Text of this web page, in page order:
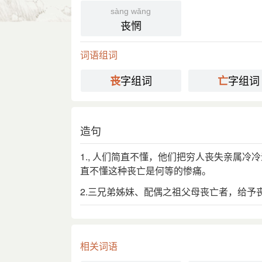
及。”
国语辞典
丧亡 [ sàng wáng ]
⒈ 灭亡、死亡。
分字解释
丧 亡
sàng wǎng
丧惘
词语组词
丧字组词 亡字组词
造句
1., 人们简直不懂，他们把穷人丧失亲属
直不懂这种丧亡是何等的惨痛。
2.三兄弟姊妹、配偶之祖父母丧亡者，给予
相关词语